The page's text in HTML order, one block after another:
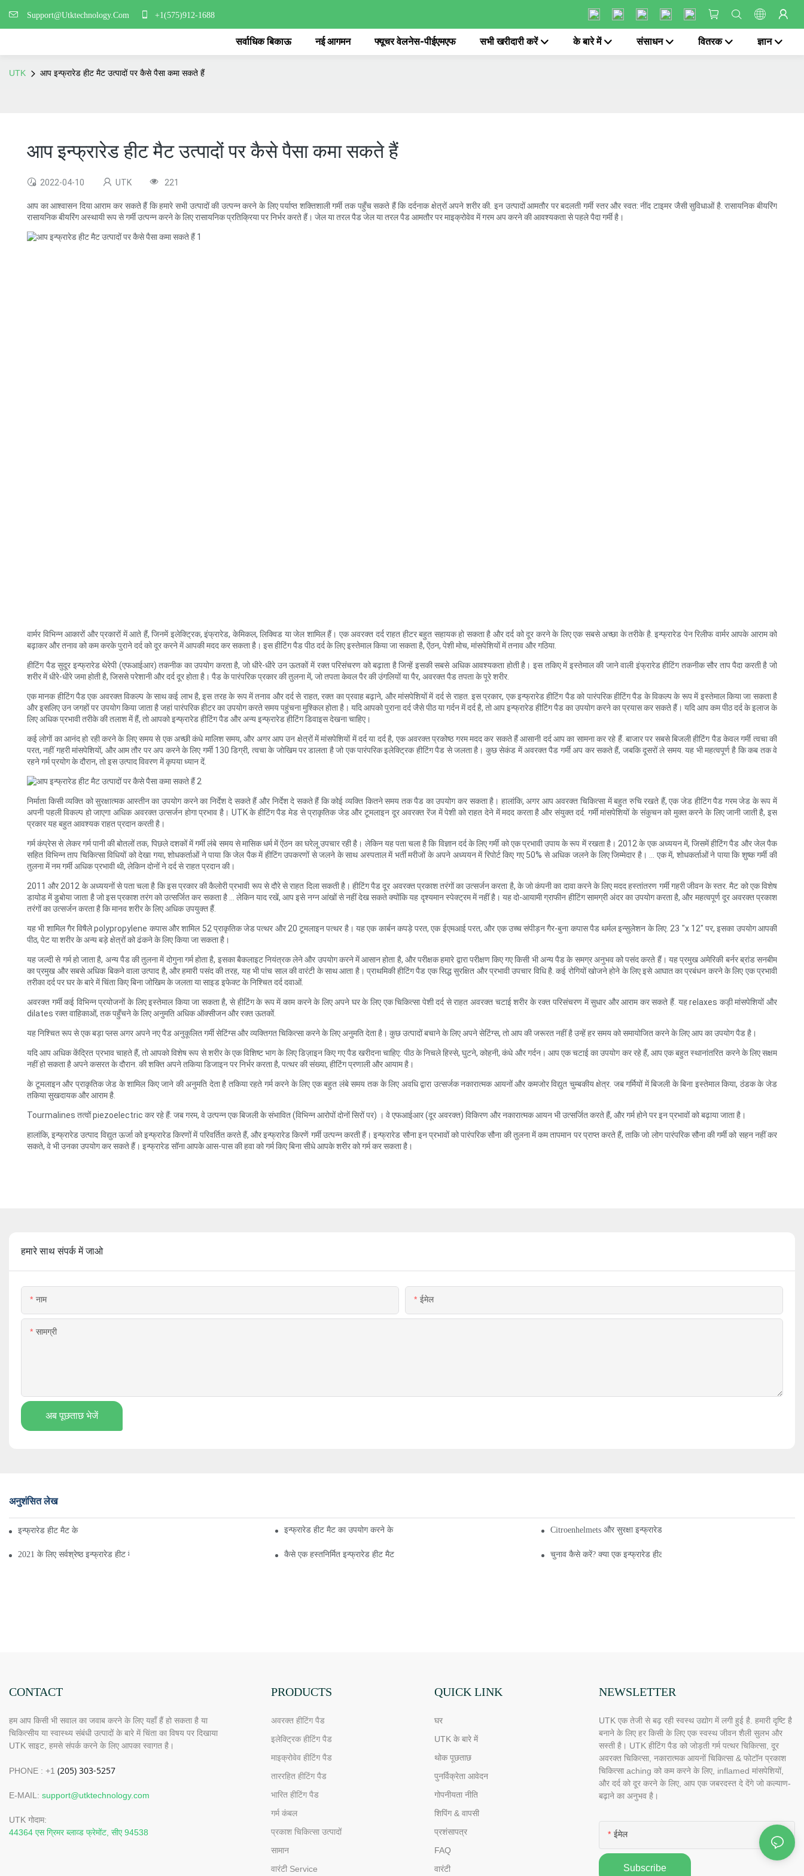
Support@Utktechnology.Com +1(575)912-1688
सर्वाधिक बिकाऊ नई आगमन फ्यूचर वेलनेस-पीईएमएफ सभी खरीदारी करें के बारे में संसाधन वितरक ज्ञान
UTK आप इन्फ्रारेड हीट मैट उत्पादों पर कैसे पैसा कमा सकते हैं
आप इन्फ्रारेड हीट मैट उत्पादों पर कैसे पैसा कमा सकते हैं
2022-04-10 UTK 221
आप का आश्वासन दिया आराम कर सकते हैं कि हमारे सभी उत्पादों की उत्पन्न करने के लिए पर्याप्त शक्तिशाली गर्मी तक पहुँच सकते हैं कि दर्दनाक क्षेत्रों अपने शरीर की. इन उत्पादों आमतौर पर बदलती गर्मी स्तर और स्वत: नींद टाइमर जैसी सुविधाओं है. रासायनिक बीयरिंग
रासायनिक बीयरिंग अस्थायी रूप से गर्मी उत्पन्न करने के लिए रासायनिक प्रतिक्रिया पर निर्भर करते हैं। जेल या तरल पैड जेल या तरल पैड आमतौर पर माइक्रोवेव में गरम अप करने की आवश्यकता से पहले पैदा गर्मी है।
वार्मर विभिन्न आकारों और प्रकारों में आते हैं, जिनमें इलेक्ट्रिक, इंफ्रारेड, केमिकल, लिक्विड या जेल शामिल हैं। एक अवरक्त दर्द राहत हीटर बहुत सहायक हो सकता है और दर्द को दूर करने के लिए एक सबसे अच्छा के तरीके है. इन्फ्रारेड पेन रिलीफ वार्मर आपके आराम को
बढ़ाकर और तनाव को कम करके पुराने दर्द को दूर करने में आपकी मदद कर सकता है। इस हीटिंग पैड पीठ दर्द के लिए इस्तेमाल किया जा सकता है, ऐंठन, पेशी मोच, मांसपेशियों में तनाव और गठिया.
हीटिंग पैड सुदूर इन्फ्रारेड थेरेपी (एफआईआर) तकनीक का उपयोग करता है, जो धीरे-धीरे उन ऊतकों में रक्त परिसंचरण को बढ़ाता है जिन्हें इसकी सबसे अधिक आवश्यकता होती है। इस तकिए में इस्तेमाल की जाने वाली इंफ्रारेड हीटिंग तकनीक सौर ताप पैदा करती है जो
शरीर में धीरे-धीरे जमा होती है, जिससे परेशानी और दर्द दूर होता है। पैड के पारंपरिक प्रकार की तुलना में, जो तपता केवल पैर की उंगलियों या पैर, अवरक्त पैड तपता के पूरे शरीर.
एक मानक हीटिंग पैड एक अवरक्त विकल्प के साथ कई लाभ है, इस तरह के रूप में तनाव और दर्द से राहत, रक्त का प्रवाह बढ़ाने, और मांसपेशियों में दर्द से राहत. इस प्रकार, एक इन्फ्रारेड हीटिंग पैड को पारंपरिक हीटिंग पैड के विकल्प के रूप में इस्तेमाल किया जा सकता है
और इसलिए उन जगहों पर उपयोग किया जाता है जहां पारंपरिक हीटर का उपयोग करते समय पहुंचना मुश्किल होता है। यदि आपको पुराना दर्द जैसे पीठ या गर्दन में दर्द है, तो आप इन्फ्रारेड हीटिंग पैड का उपयोग करने का प्रयास कर सकते हैं। यदि आप कम पीठ दर्द के इलाज के
लिए अधिक प्रभावी तरीके की तलाश में हैं, तो आपको इन्फ्रारेड हीटिंग पैड और अन्य इन्फ्रारेड हीटिंग डिवाइस देखना चाहिए।
कई लोगों का आनंद हो रही करने के लिए समय से एक अच्छी कंधे मालिश समय, और अगर आप उन क्षेत्रों में मांसपेशियों में दर्द या दर्द है, एक अवरक्त प्रकोष्ठ गरम मदद कर सकते हैं आसानी दर्द आप का सामना कर रहे हैं. बाजार पर सबसे बिजली हीटिंग पैड केवल गर्मी त्वचा की
परत, नहीं गहरी मांसपेशियों, और आम तौर पर अप करने के लिए गर्मी 130 डिग्री, त्वचा के जोखिम पर डालता है जो एक पारंपरिक इलेक्ट्रिक हीटिंग पैड से जलता है। कुछ सेकंड में अवरक्त पैड गर्मी अप कर सकते हैं, जबकि दूसरों ले समय. यह भी महत्वपूर्ण है कि कब तक वे
रहने गर्म प्रयोग के दौरान, तो इस उत्पाद विवरण में कृपया ध्यान दें.
निर्माता किसी व्यक्ति को सुरक्षात्मक आस्तीन का उपयोग करने का निर्देश दे सकते हैं और निर्देश दे सकते हैं कि कोई व्यक्ति कितने समय तक पैड का उपयोग कर सकता है। हालांकि, अगर आप अवरक्त चिकित्सा में बहुत रुचि रखते हैं, एक जेड हीटिंग पैड गरम जेड के रूप में
अपनी पहली विकल्प हो जाएगा अधिक अवरक्त उत्सर्जन होगा प्रभाव है। UTK के हीटिंग पैड मेड से प्राकृतिक जेड और टूमलाइन दूर अवरक्त रेंज में पेशी को राहत देने में मदद करता है और संयुक्त दर्द. गर्मी मांसपेशियों के संकुचन को मुक्त करने के लिए जानी जाती है, इस
प्रकार यह बहुत आवश्यक राहत प्रदान करती है।
गर्म कंप्रेस से लेकर गर्म पानी की बोतलों तक, पिछले दशकों में गर्मी लंबे समय से मासिक धर्म में ऐंठन का घरेलू उपचार रही है। लेकिन यह पता चला है कि विज्ञान दर्द के लिए गर्मी को एक प्रभावी उपाय के रूप में रखता है। 2012 के एक अध्ययन में, जिसमें हीटिंग पैड और जेल पैक
सहित विभिन्न ताप चिकित्सा विधियों को देखा गया, शोधकर्ताओं ने पाया कि जेल पैक में हीटिंग उपकरणों से जलने के साथ अस्पताल में भर्ती मरीजों के अपने अध्ययन में रिपोर्ट किए गए 50% से अधिक जलने के लिए जिम्मेदार है। ... एक में, शोधकर्ताओं ने पाया कि शुष्क गर्मी की
तुलना में नम गर्मी अधिक प्रभावी थी, लेकिन दोनों ने दर्द से राहत प्रदान की।
2011 और 2012 के अध्ययनों से पता चला है कि इस प्रकार की कैलोरी प्रभावी रूप से दौरे से राहत दिला सकती है। हीटिंग पैड दूर अवरक्त प्रकाश तरंगों का उत्सर्जन करता है, के जो कंपनी का दावा करने के लिए मदद हस्तांतरण गर्मी गहरी जीवन के स्तर. मैट को एक विशेष
डायोड में डुबोया जाता है जो इस प्रकाश तरंग को उत्सर्जित कर सकता है ... लेकिन याद रखें, आप इसे नग्न आंखों से नहीं देख सकते क्योंकि यह दृश्यमान स्पेक्ट्रम में नहीं है। यह दो-आयामी ग्राफीन हीटिंग सामग्री अंदर का उपयोग करता है, और महत्वपूर्ण दूर अवरक्त प्रकाश
तरंगों का उत्सर्जन करता है कि मानव शरीर के लिए अधिक उपयुक्त हैं.
यह भी शामिल गैर विषैले polypropylene कपास और शामिल 52 प्राकृतिक जेड पत्थर और 20 टूमलाइन पत्थर है। यह एक कार्बन कपड़े परत, एक ईएमआई परत, और एक उच्च संपीड़न गैर-बुना कपास पैड थर्मल इन्सुलेशन के लिए. 23 "x 12" पर, इसका उपयोग आपकी
पीठ, पेट या शरीर के अन्य बड़े क्षेत्रों को ढंकने के लिए किया जा सकता है।
यह जल्दी से गर्म हो जाता है, अन्य पैड की तुलना में दोगुना गर्म होता है, इसका बैकलाइट नियंत्रक लेने और उपयोग करने में आसान होता है, और परीक्षक हमारे द्वारा परीक्षण किए गए किसी भी अन्य पैड के समग्र अनुभव को पसंद करते हैं। यह प्रमुख अमेरिकी बर्नर ब्रांड सनबीम
का प्रमुख और सबसे अधिक बिकने वाला उत्पाद है, और हमारी पसंद की तरह, यह भी पांच साल की वारंटी के साथ आता है। प्राथमिकी हीटिंग पैड एक सिद्ध सुरक्षित और प्रभावी उपचार विधि है. कई रोगियों खोजने होने के लिए इसे आघात का प्रबंधन करने के लिए एक प्रभावी
तरीका दर्द पर घर के बारे में चिंता किए बिना जोखिम के जलता या साइड इफेक्ट के निश्चित दर्द दवाओं.
अवरक्त गर्मी कई विभिन्न प्रयोजनों के लिए इस्तेमाल किया जा सकता है, से हीटिंग के रूप में काम करने के लिए अपने घर के लिए एक चिकित्सा पेशी दर्द से राहत अवरक्त चटाई शरीर के रक्त परिसंचरण में सुधार और आराम कर सकते हैं. यह relaxes कड़ी मांसपेशियों और
dilates रक्त वाहिकाओं, तक पहुँचने के लिए अनुमति अधिक ऑक्सीजन और रक्त ऊतकों.
यह निश्चित रूप से एक बड़ा प्लस अगर अपने नए पैड अनुकूलित गर्मी सेटिंग्स और व्यक्तिगत चिकित्सा करने के लिए अनुमति देता है। कुछ उत्पादों बचाने के लिए अपने सेटिंग्स, तो आप की जरूरत नहीं है उन्हें हर समय को समायोजित करने के लिए आप का उपयोग पैड है।
यदि आप अधिक केंद्रित प्रभाव चाहते हैं, तो आपको विशेष रूप से शरीर के एक विशिष्ट भाग के लिए डिज़ाइन किए गए पैड खरीदना चाहिए: पीठ के निचले हिस्से, घुटने, कोहनी, कंधे और गर्दन। आप एक चटाई का उपयोग कर रहे हैं, आप एक बहुत स्थानांतरित करने के लिए सक्षम
नहीं हो सकता है अपने कसरत के दौरान. की शक्ति अपने तकिया डिजाइन पर निर्भर करता है, पत्थर की संख्या, हीटिंग प्रणाली और आयाम है।
के टूमलाइन और प्राकृतिक जेड के शामिल किए जाने की अनुमति देता है तकिया रहते गर्म करने के लिए एक बहुत लंबे समय तक के लिए अवधि द्वारा उत्सर्जक नकारात्मक आयनों और कमजोर विद्युत चुम्बकीय क्षेत्र. जब गर्मियों में बिजली के बिना इस्तेमाल किया, ठंडक के जेड
तकिया सुखदायक और आराम है.
Tourmalines तत्वों piezoelectric कर रहे हैं: जब गरम, वे उत्पन्न एक बिजली के संभावित (विभिन्न आरोपों दोनों सिरों पर) । वे एफआईआर (दूर अवरक्त) विकिरण और नकारात्मक आयन भी उत्सर्जित करते हैं, और गर्म होने पर इन प्रभावों को बढ़ाया जाता है।
हालांकि, इन्फ्रारेड उत्पाद विद्युत ऊर्जा को इन्फ्रारेड किरणों में परिवर्तित करते हैं, और इन्फ्रारेड किरणें गर्मी उत्पन्न करती हैं। इन्फ्रारेड सौना इन प्रभावों को पारंपरिक सौना की तुलना में कम तापमान पर प्राप्त करते हैं, ताकि जो लोग पारंपरिक सौना की गर्मी को सहन नहीं कर
सकते, वे भी उनका उपयोग कर सकते हैं। इन्फ्रारेड सॉना आपके आस-पास की हवा को गर्म किए बिना सीधे आपके शरीर को गर्म कर सकता है।
हमारे साथ संपर्क में जाओ
नाम ईमेल
सामग्री
अब पूछताछ भेजें
अनुशंसित लेख
इन्फ्रारेड हीट मैट के फायदों के पीछे एक नजर इन्फ्रारेड हीट मैट का उपयोग करने के 5 सर्वश्रेष्ठ कारण Citroenhelmets और सुरक्षा इन्फ्रारेड हीट मैट - एक संक्षिप्त अवलोकन
2021 के लिए सर्वश्रेष्ठ इन्फ्रारेड हीट मैट क्या हैं? कैसे एक हस्तनिर्मित इन्फ्रारेड हीट मैट बनाने के लिए चुनाव कैसे करें? क्या एक इन्फ्रारेड हीट Mat
CONTACT
हम आप किसी भी सवाल का जवाब करने के लिए यहाँ हैं हो सकता है या
चिकित्सीय या स्वास्थ्य संबंधी उत्पादों के बारे में चिंता का विषय पर दिखाया
UTK साइट, हमसे संपर्क करने के लिए आपका स्वागत है।
PHONE : +1
E-MAIL: support@utktechnology.com
UTK गोदाम:
44364 एस ग्रिमर ब्लाव्ड फ्रेमोंट, सीए 94538
PRODUCTS
अवरक्त हीटिंग पैड
इलेक्ट्रिक हीटिंग पैड
माइक्रोवेव हीटिंग पैड
ताररहित हीटिंग पैड
भारित हीटिंग पैड
गर्म कंबल
प्रकाश चिकित्सा उत्पादों
सामान
वारंटी Service
QUICK LINK
घर
UTK के बारे में
थोक पूछताछ
पुनर्विक्रेता आवेदन
गोपनीयता नीति
शिपिंग & वापसी
प्रशंसापत्र
FAQ
वारंटी
NEWSLETTER
UTK एक तेजी से बढ़ रही स्वस्थ उद्योग में लगी हुई है. हमारी दृष्टि है
बनाने के लिए हर किसी के लिए एक स्वस्थ जीवन शैली सुलभ और
सस्ती है। UTK हीटिंग पैड को जोड़ती गर्म पत्थर चिकित्सा, दूर
अवरक्त चिकित्सा, नकारात्मक आयनों चिकित्सा & फोटॉन प्रकाश
चिकित्सा aching को कम करने के लिए, inflamed मांसपेशियों,
और दर्द को दूर करने के लिए, आप एक जबरदस्त दे देंगे जो कल्याण-
बढ़ाने का अनुभव है।
ईमेल
Subscribe